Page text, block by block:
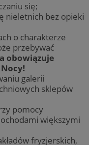
się;
nieletnich bez opieki
o charakterze
przebywać
obowiązuje
galerii
sklepów
pomocy
większymi
fryzjerskich,